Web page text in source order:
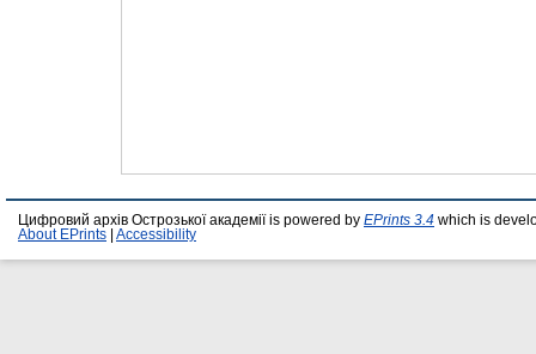
Цифровий архів Острозької академії is powered by EPrints 3.4 which is
About EPrints
Accessibility